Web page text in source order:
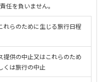
任を負いません。
れらのために生じる旅行日程
提供の中止又はこれらのため
くは旅行の中止